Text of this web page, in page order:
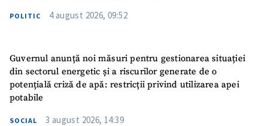
POLITIC 4 august 2026, 09:52
Guvernul anunță noi măsuri pentru gestionarea situației
din sectorul energetic și a riscurilor generate de o
potențială criză de apă: restricții privind utilizarea apei
potabile
SOCIAL 3 august 2026, 14:39